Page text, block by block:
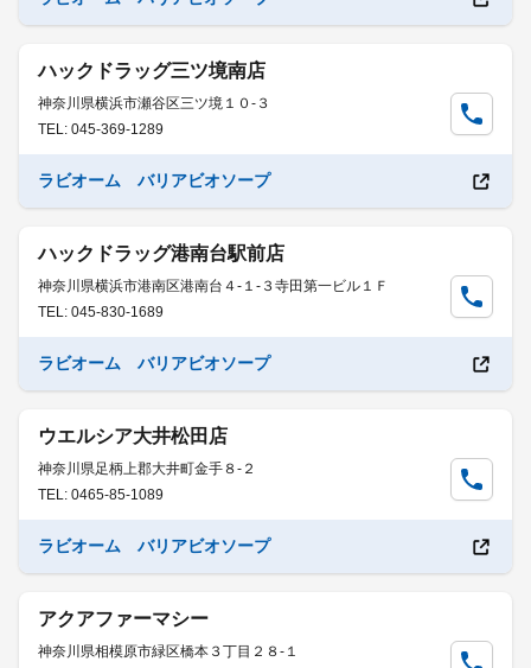
ハックドラッグ三ツ境南店
神奈川県横浜市瀬谷区三ツ境１０-３
TEL: 045-369-1289
ラビオーム バリアビオソープ
ハックドラッグ港南台駅前店
神奈川県横浜市港南区港南台４-１-３寺田第一ビル１Ｆ
TEL: 045-830-1689
ラビオーム バリアビオソープ
ウエルシア大井松田店
神奈川県足柄上郡大井町金手８-２
TEL: 0465-85-1089
ラビオーム バリアビオソープ
アクアファーマシー
神奈川県相模原市緑区橋本３丁目２８-１